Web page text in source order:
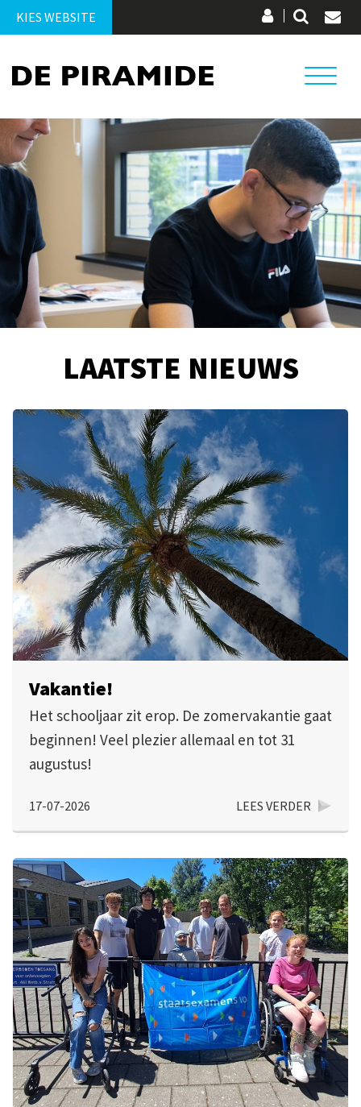
KIES WEBSITE
LAATSTE NIEUWS
Vakantie!
Het schooljaar zit erop. De zomervakantie gaat
beginnen! Veel plezier allemaal en tot 31
augustus!
17-07-2026 LEES VERDER